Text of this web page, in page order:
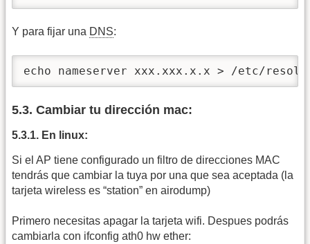
Y para fijar una DNS:
echo nameserver xxx.xxx.x.x > /etc/
5.3. Cambiar tu dirección mac:
5.3.1. En linux:
Si el AP tiene configurado un filtro de direcciones MAC
tendrás que cambiar la tuya por una que sea aceptada (la
tarjeta wireless es “station” en airodump)
Primero necesitas apagar la tarjeta wifi. Despues podrás
cambiarla con ifconfig ath0 hw ether: